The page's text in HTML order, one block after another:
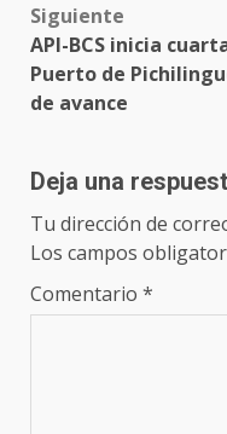
Siguiente
API-BCS inicia
Puerto de
de avance
Deja una
Tu dirección de
Los campos
Comentario *